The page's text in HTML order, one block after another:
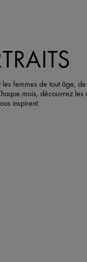
les femmes de tout âge,
mois, découvrez les
inspirent.